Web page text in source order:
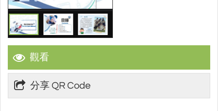
觀看
分享 QR Code